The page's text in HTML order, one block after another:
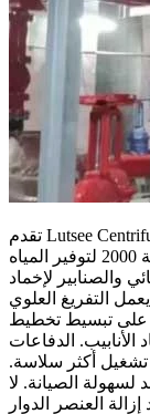
تقدم Lutsee Centrifugal Fire Pump مجموعة من مضخات الشفط
الطرفي. تم تصميم مضخات الحريق من سلسلة 2000 لتوفير المياه
والصنابير لإخماد
التفريغ العلوي
على تبسيط تخطيط
الأنابيب. الدفاعات
تشغيل أكثر سلاسة.
الصيانة. لا
العنصر الدوار